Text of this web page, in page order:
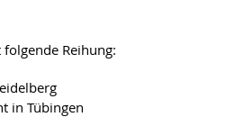
Reihung:
in Tübingen